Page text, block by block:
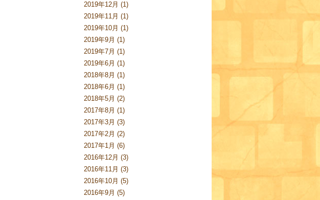
2019年12月 (1)
2019年11月 (1)
2019年10月 (1)
2019年9月 (1)
2019年7月 (1)
2019年6月 (1)
2018年8月 (1)
2018年6月 (1)
2018年5月 (2)
2017年8月 (1)
2017年3月 (3)
2017年2月 (2)
2017年1月 (6)
2016年12月 (3)
2016年11月 (3)
2016年10月 (5)
2016年9月 (5)